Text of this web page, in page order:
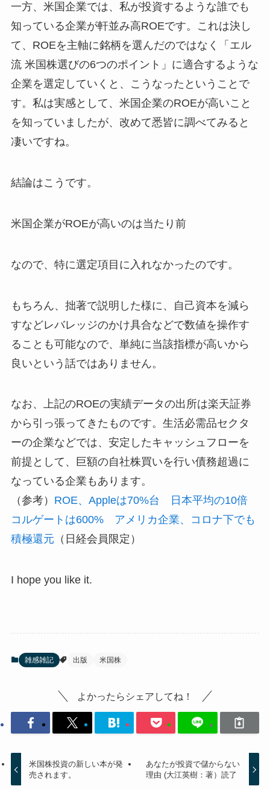
一方、米国企業では、私が投資するような誰でも
知っている企業が軒並み高ROEです。これは決し
て、ROEを主軸に銘柄を選んだのではなく「エル
流 米国株選びの6つのポイント」に適合するような
企業を選定していくと、こうなったということで
す。私は実感として、米国企業のROEが高いこと
を知っていましたが、改めて悉皆に調べてみると
凄いですね。
結論はこうです。
米国企業がROEが高いのは当たり前
なので、特に選定項目に入れなかったのです。
もちろん、拙著で説明した様に、自己資本を減ら
すなどレバレッジのかけ具合などで数値を操作す
ることも可能なので、単純に当該指標が高いから
良いという話ではありません。
なお、上記のROEの実績データの出所は楽天証券
から引っ張ってきたものです。生活必需品セクタ
ーの企業などでは、安定したキャッシュフローを
前提として、巨額の自社株買いを行い債務超過に
なっている企業もあります。
（参考） ROE、Appleは70%台 日本平均の10倍
コルゲートは600% アメリカ企業、コロナ下でも
積極還元 （日経会員限定）
I hope you like it.
雑感雑記 出版 米国株
よかったらシェアしてね！
米国株投資の新しい本が発
売されます。
あなたが投資で儲からない
理由 (大江英樹：著）読了